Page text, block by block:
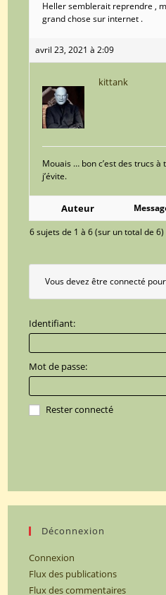
Heller semblerait reprendre ,
grand chose sur internet .
avril 23, 2021 à 2:09
kittank
Mouais … bon c’est des trucs
j’évite.
Auteur
6 sujets de 1 à 6 (sur un total de 6)
Vous devez être connecté
Identifiant:
Mot de passe:
Rester connecté
Déconnexion
Connexion
Flux des publications
Flux des commentaires